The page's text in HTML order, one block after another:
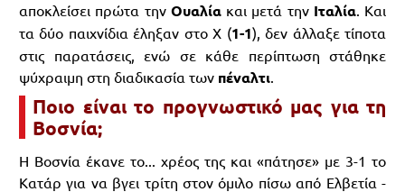
αποκλείσει πρώτα την Ουαλίακαι μετά την Ιταλία. Και
τα δύο παιχνίδια έληξαν στο Χ (1-1), δεν άλλαξε τίποτα
στις παρατάσεις, ενώ σε κάθε περίπτωση στάθηκε
ψύχραιμη στη διαδικασία των πέναλτι.
Ποιο είναι το προγνωστικό μας για τη
Βοσνία;
Η Βοσνία έκανε το... χρέος της και «πάτησε» με 3-1 το
Κατάρ για να βγει τρίτη στον όμιλο πίσω από Ελβετία -